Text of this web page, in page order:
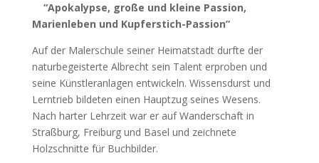
“Apokalypse, große und kleine Passion,
Marienleben und Kupferstich-Passion”
Auf der Malerschule seiner Heimatstadt durfte der
naturbegeisterte Albrecht sein Talent erproben und
seine Künstleranlagen entwickeln. Wissensdurst und
Lerntrieb bildeten einen Hauptzug seines Wesens.
Nach harter Lehrzeit war er auf Wanderschaft in
Straßburg, Freiburg und Basel und zeichnete
Holzschnitte für Buchbilder.